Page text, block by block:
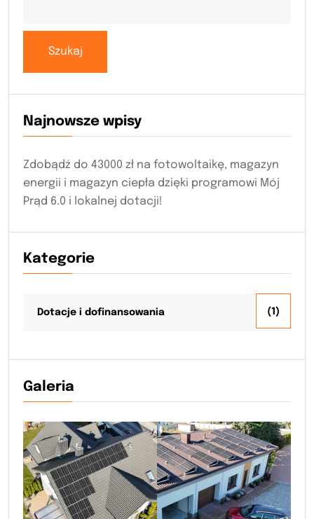
Szukaj
Najnowsze wpisy
Zdobądź do 43000 zł na fotowoltaikę, magazyn
energii i magazyn ciepła dzięki programowi Mój
Prąd 6.0 i lokalnej dotacji!
Kategorie
Dotacje i dofinansowania (1)
Galeria